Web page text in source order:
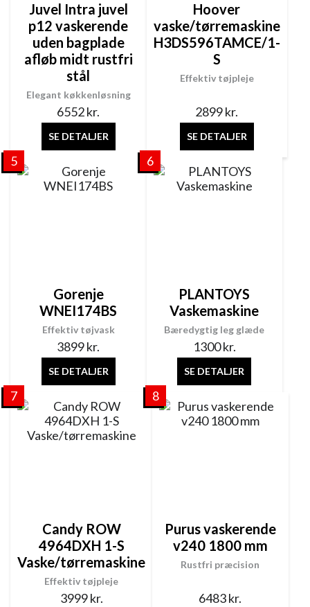
Elegant køkkenløsning
Juvel Intra juvel
p12 vaskerende
uden bagplade
afløb midt rustfri
stål
6552kr.
SE DETALJER
Effektiv tøjpleje
Hoover
vaske/tørremaskine
H3DS596TAMCE/1-
S
2899kr.
SE DETALJER
5
Effektiv tøjvask
Gorenje
WNEI174BS
3899kr.
SE DETALJER
6
Bæredygtig leg glæde
PLANTOYS
Vaskemaskine
1300kr.
SE DETALJER
7
Effektiv tøjpleje
Candy ROW
4964DXH 1-S
Vaske/tørremaskine
3999 kr.
8
Rustfri præcision
Purus vaskerende
v240 1800 mm
6483kr.